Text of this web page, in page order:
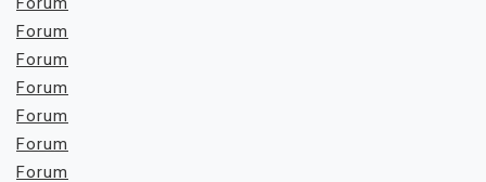
Forum
Forum
Forum
Forum
Forum
Forum